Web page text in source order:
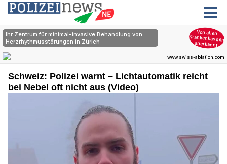
Schweiz: Polizei warnt – Lichtautomatik reicht
bei Nebel oft nicht aus (Video)